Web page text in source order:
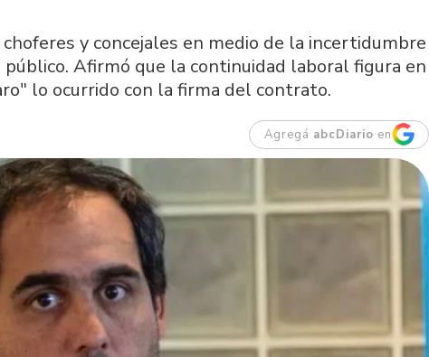
y concejales en medio de la incertidumbre
Afirmó que la continuidad laboral figura en
lo ocurrido con la firma del contrato.
Agregá abcDiario en